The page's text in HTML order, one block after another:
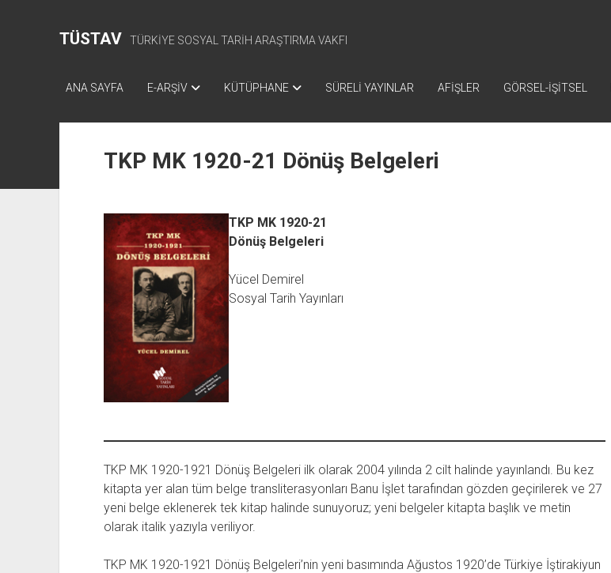
TÜSTAV TÜRKİYE SOSYAL TARİH ARAŞTIRMA VAKFI
ANA SAYFA E-ARŞİV KÜTÜPHANE SÜRELİ YAYINLAR AFİŞLER GÖRSEL-İŞİTSEL
TKP MK 1920-21 Dönüş Belgeleri
TKP MK 1920-21
Dönüş Belgeleri
Yücel Demirel
Sosyal Tarih Yayınları
TKP MK 1920-1921 Dönüş Belgeleri ilk olarak 2004 yılında 2 cilt halinde yayınlandı. Bu kez
kitapta yer alan tüm belge transliterasyonları Banu İşlet tarafından gözden geçirilerek ve 27
yeni belge eklenerek tek kitap halinde sunuyoruz; yeni belgeler kitapta başlık ve metin
olarak italik yazıyla veriliyor.
TKP MK 1920-1921 Dönüş Belgeleri’nin yeni basımında Ağustos 1920’de Türkiye İştirakiyun